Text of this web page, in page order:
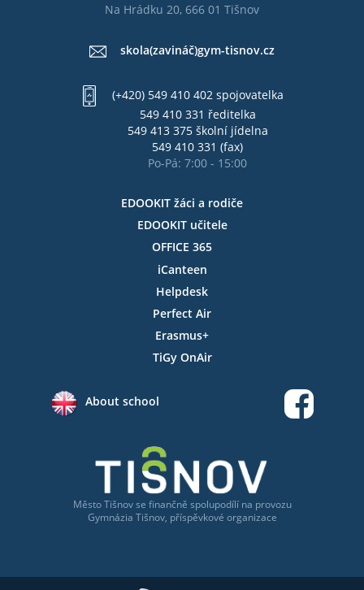
Na Hrádku 20, 666 01 Tišnov
skola(zavináč)gym-tisnov.cz
(+420) 549 410 402 spojovatelka
549 410 331 ředitelka
549 413 375 školní jídelna
549 410 331 (fax)
Po-Pá: 7:00 - 15:00
EDOOKIT žáci a rodiče
EDOOKIT učitele
OFFICE 365
iCanteen
Helpdesk
Perfect Air
Erasmus+
TiGy OnAir
About school
Město Tišnov se finančně spolupodílí na provozu
Gymnázia Tišnov, příspěvkové organizace